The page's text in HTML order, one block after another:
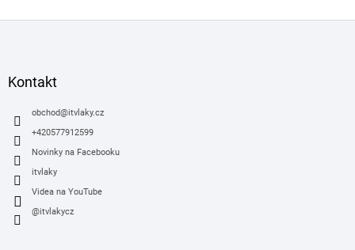
Kontakt
obchod@itvlaky.cz
+420577912599
Novinky na Facebooku
itvlaky
Videa na YouTube
@itvlakycz